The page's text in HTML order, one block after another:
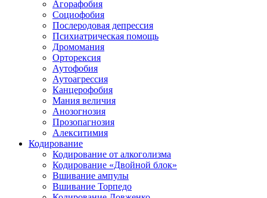
Агорафобия
Социофобия
Послеродовая депрессия
Психиатрическая помощь
Дромомания
Орторексия
Аутофобия
Аутоагрессия
Канцерофобия
Мания величия
Анозогнозия
Прозопагнозия
Алекситимия
Кодирование
Кодирование от алкоголизма
Кодирование «Двойной блок»
Вшивание ампулы
Вшивание Торпедо